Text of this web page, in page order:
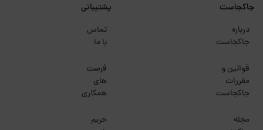
جاکجاست
درباره
جاکجاست
قوانین و
مقررات
جاکجاست
مجله
پشتیبانی
تماس
با ما
فرصت
های
همکاری
حریم